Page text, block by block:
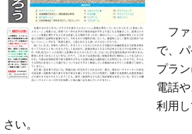
フ
で、
プラ
電話
利用
さい。